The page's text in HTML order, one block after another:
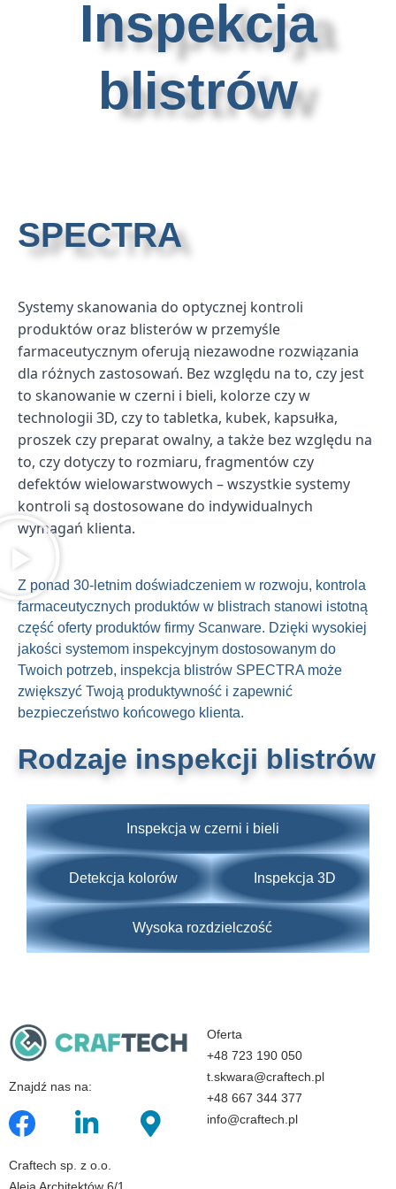
Inspekcja
blistrów
SPECTRA
Systemy skanowania do optycznej kontroli
produktów oraz blisterów w przemyśle
farmaceutycznym oferują niezawodne rozwiązania
dla różnych zastosowań. Bez względu na to, czy jest
to skanowanie w czerni i bieli, kolorze czy w
technologii 3D, czy to tabletka, kubek, kapsułka,
proszek czy preparat owalny, a także bez względu na
to, czy dotyczy to rozmiaru, fragmentów czy
defektów wielowarstwowych – wszystkie systemy
kontroli są dostosowane do indywidualnych
wymagań klienta.
Z ponad 30-letnim doświadczeniem w rozwoju, kontrola
farmaceutycznych produktów w blistrach stanowi istotną
część oferty produktów firmy Scanware. Dzięki wysokiej
jakości systemom inspekcyjnym dostosowanym do
Twoich potrzeb, inspekcja blistrów SPECTRA może
zwiększyć Twoją produktywność i zapewnić
bezpieczeństwo końcowego klienta.
Rodzaje inspekcji blistrów
Inspekcja w czerni i bieli
Detekcja kolorów Inspekcja 3D
Wysoka rozdzielczość
Znajdź nas na:
Craftech sp. z o.o.
Aleja Architektów 6/1
Oferta
+48 723 190 050
t.skwara@craftech.pl
+48 667 344 377
info@craftech.pl